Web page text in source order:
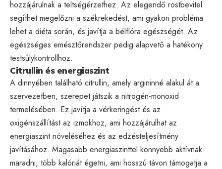
hozzájárulnak a teltségérzethez. Az elegendő rostbevitel
segíthet megelőzni a székrekedést, ami gyakori probléma
lehet a diéta során, és javítja a bélflóra egészségét. Az
egészséges emésztőrendszer pedig alapvető a hatékony
testsúlykontrollhoz.
Citrullin és energiaszint
A dinnyében található citrullin, amely argininné alakul át a
szervezetben, szerepet játszik a nitrogén-monoxid
termelésében. Ez javítja a vérkeringést és az
oxigénszállítást az izmokhoz, ami hozzájárulhat az
energiaszint növeléséhez és az edzésteljesítmény
javításához. Magasabb energiaszinttel könnyebb aktívnak
maradni, több kalóriát égetni, ami hosszú távon támogatja a